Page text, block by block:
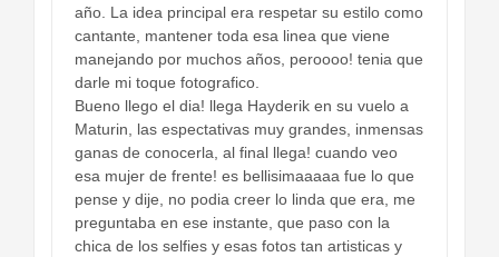
año. La idea principal era respetar su estilo como
cantante, mantener toda esa linea que viene
manejando por muchos años, peroooo! tenia que
darle mi toque fotografico.
Bueno llego el dia! llega Hayderik en su vuelo a
Maturin, las espectativas muy grandes, inmensas
ganas de conocerla, al final llega! cuando veo
esa mujer de frente! es bellisimaaaaa fue lo que
pense y dije, no podia creer lo linda que era, me
preguntaba en ese instante, que paso con la
chica de los selfies y esas fotos tan artisticas y